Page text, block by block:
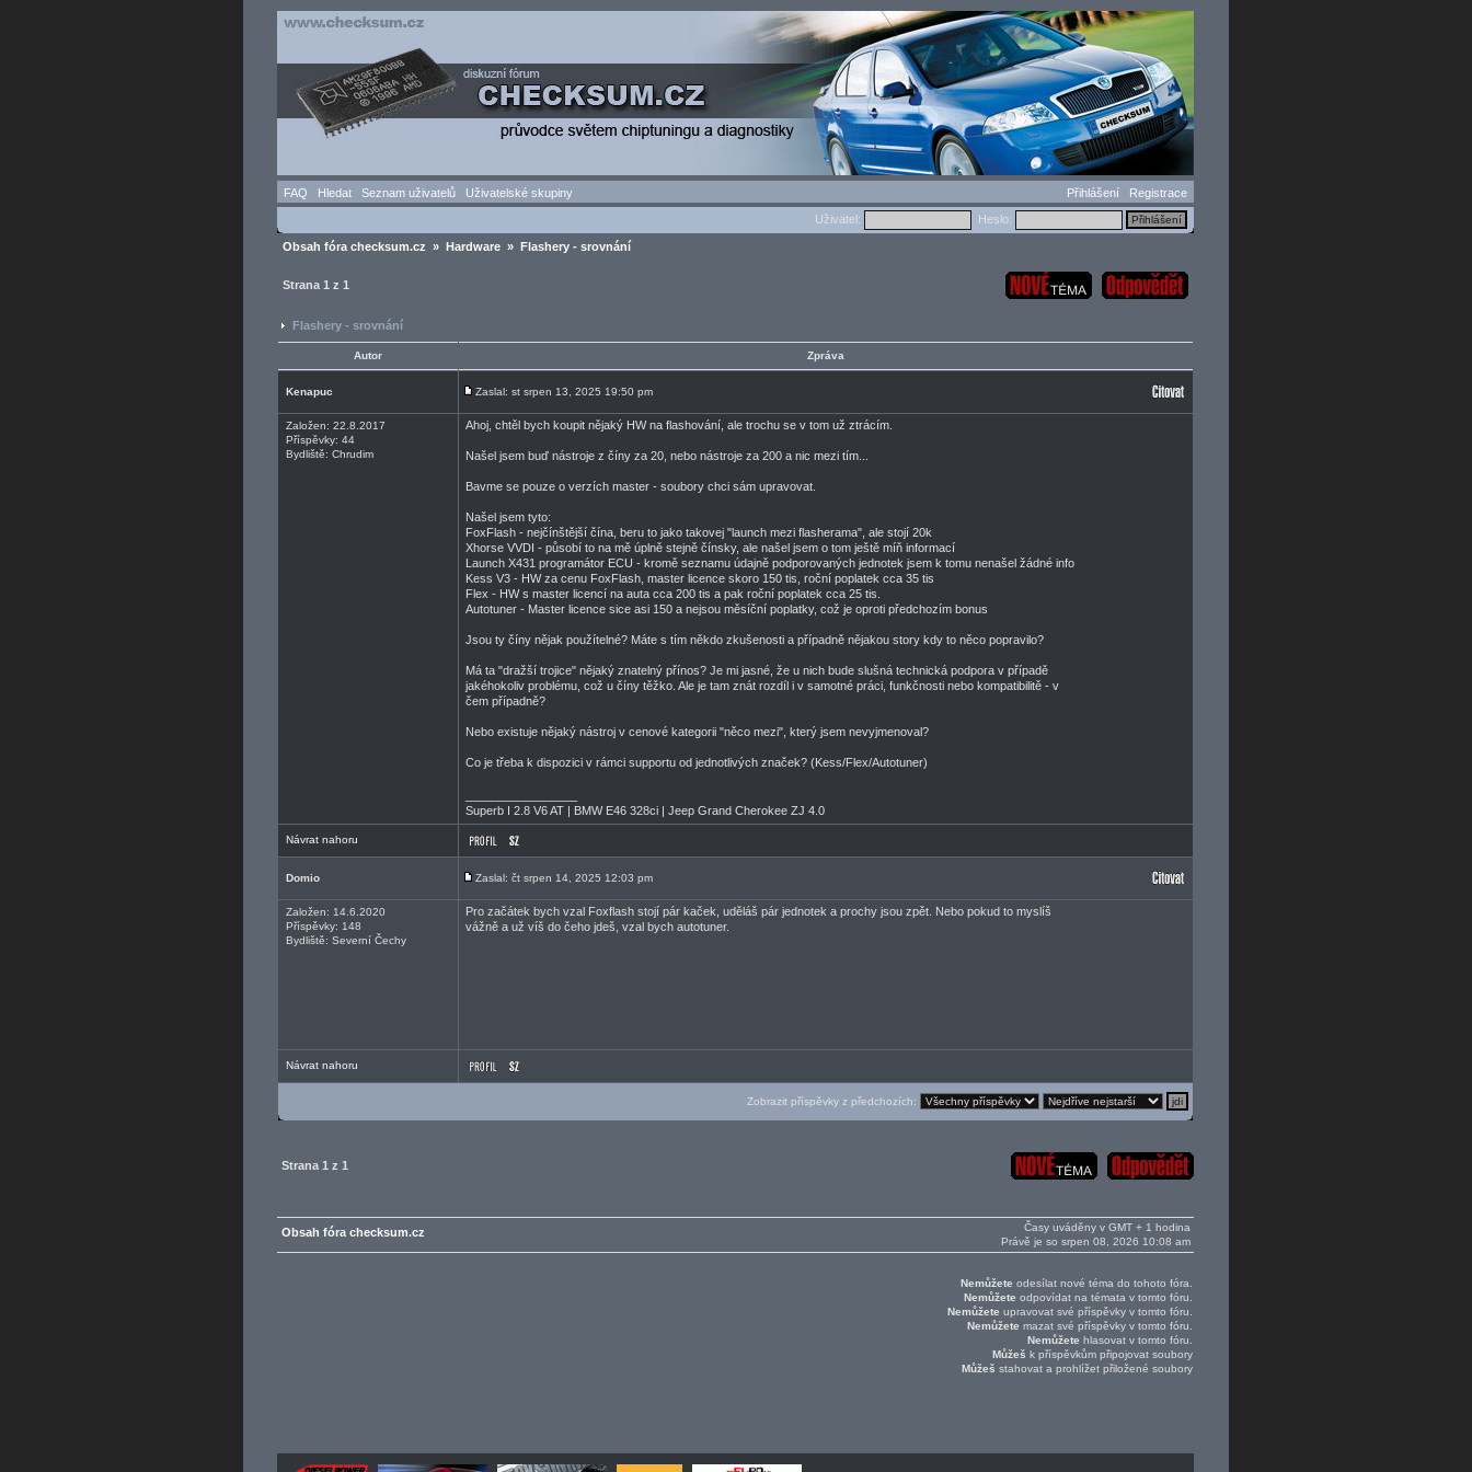
FAQ Hledat Seznam uživatelů Uživatelské skupiny Přihlášení
Registrace
Uživatel:
Heslo:
Obsah fóra checksum.cz » Hardware » Flashery - srovnání
Strana 1 z 1
Flashery - srovnání
Autor Zpráva
Kenapuc Zaslal: st srpen 13, 2025 19:50 pm
Založen: 22.8.2017
Příspěvky: 44
Bydliště: Chrudim
Ahoj, chtěl bych koupit nějaký HW na flashování, ale trochu se v tom už ztrácím.
Našel jsem buď nástroje z číny za 20, nebo nástroje za 200 a nic mezi tím...
Bavme se pouze o verzích master - soubory chci sám upravovat.
Našel jsem tyto:
FoxFlash - nejčínštější čína, beru to jako takovej "launch mezi flasherama", ale stojí 20k
Xhorse VVDI - působí to na mě úplně stejně čínsky, ale našel jsem o tom ještě míň informací
Launch X431 programátor ECU - kromě seznamu údajně podporovaných jednotek jsem k tomu nenašel žádné info
Kess V3 - HW za cenu FoxFlash, master licence skoro 150 tis, roční poplatek cca 35 tis
Flex - HW s master licencí na auta cca 200 tis a pak roční poplatek cca 25 tis.
Autotuner - Master licence sice asi 150 a nejsou měsíční poplatky, což je oproti předchozím bonus
Jsou ty číny nějak použítelné? Máte s tím někdo zkušenosti a případně nějakou story kdy to něco popravilo?
Má ta "dražší trojice" nějaký znatelný přínos? Je mi jasné, že u nich bude slušná technická podpora v případě
jakéhokoliv problému, což u číny těžko. Ale je tam znát rozdíl i v samotné práci, funkčnosti nebo kompatibilitě - v
čem případně?
Nebo existuje nějaký nástroj v cenové kategorii "něco mezi", který jsem nevyjmenoval?
Co je třeba k dispozici v rámci supportu od jednotlivých značek? (Kess/Flex/Autotuner)
Superb I 2.8 V6 AT | BMW E46 328ci | Jeep Grand Cherokee ZJ 4.0
Návrat nahoru
Domio Zaslal: čt srpen 14, 2025 12:03 pm
Založen: 14.6.2020
Příspěvky: 148
Bydliště: Severní Čechy
Pro začátek bych vzal Foxflash stojí pár kaček, uděláš pár jednotek a prochy jsou zpět. Nebo pokud to myslíš
vážně a už víš do čeho jdeš, vzal bych autotuner.
Návrat nahoru
Zobrazit příspěvky z předchozích:
Strana 1 z 1
Časy uváděny v GMT + 1 hodina
Právě je so srpen 08, 2026 10:08 am
Obsah fóra checksum.cz
Nemůžete odesílat nové téma do tohoto fóra.
Nemůžete odpovídat na témata v tomto fóru.
Nemůžete upravovat své příspěvky v tomto fóru.
Nemůžete mazat své příspěvky v tomto fóru.
Nemůžete hlasovat v tomto fóru.
Můžeš k příspěvkům připojovat soubory
Můžeš stahovat a prohlížet přiložené soubory